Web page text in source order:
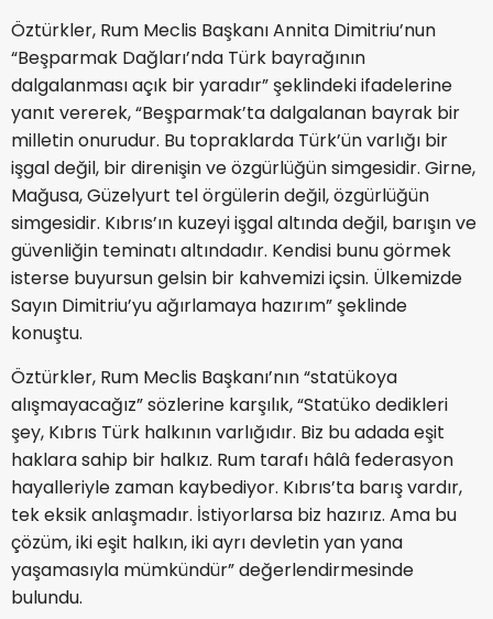
Öztürkler, Rum Meclis Başkanı Annita Dimitriu’nun
“Beşparmak Dağları’nda Türk bayrağının
dalgalanması açık bir yaradır” şeklindeki ifadelerine
yanıt vererek, “Beşparmak’ta dalgalanan bayrak bir
milletin onurudur. Bu topraklarda Türk’ün varlığı bir
işgal değil, bir direnişin ve özgürlüğün simgesidir. Girne,
Mağusa, Güzelyurt tel örgülerin değil, özgürlüğün
simgesidir. Kıbrıs’ın kuzeyi işgal altında değil, barışın ve
güvenliğin teminatı altındadır. Kendisi bunu görmek
isterse buyursun gelsin bir kahvemizi içsin. Ülkemizde
Sayın Dimitriu’yu ağırlamaya hazırım” şeklinde
konuştu.
Öztürkler, Rum Meclis Başkanı’nın “statükoya
alışmayacağız” sözlerine karşılık, “Statüko dedikleri
şey, Kıbrıs Türk halkının varlığıdır. Biz bu adada eşit
haklara sahip bir halkız. Rum tarafı hâlâ federasyon
hayalleriyle zaman kaybediyor. Kıbrıs’ta barış vardır,
tek eksik anlaşmadır. İstiyorlarsa biz hazırız. Ama bu
çözüm, iki eşit halkın, iki ayrı devletin yan yana
yaşamasıyla mümkündür” değerlendirmesinde
bulundu.